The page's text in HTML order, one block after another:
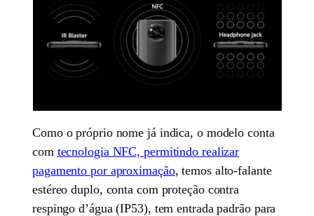
Como o próprio nome já indica, o modelo conta
com tecnologia NFC, permitindo realizar
pagamento por aproximação, temos alto-falante
estéreo duplo, conta com proteção contra
respingo d’água (IP53), tem entrada padrão para